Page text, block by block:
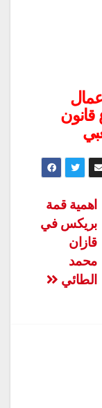
اهمية قمة
بريكس في
قازان
محمد
الطائي